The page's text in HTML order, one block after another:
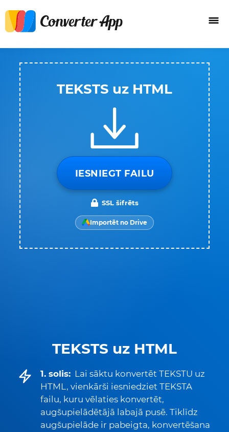
TEKSTS uz HTML
1. solis: Lai sāktu konvertēt TEKSTU uz
HTML, vienkārši iesniedziet TEKSTA
failu, kuru vēlaties konvertēt,
augšupielādētājā labajā pusē. Tiklīdz
augšupielāde ir pabeigta, konvertēšana
TEKSTS uz HTML
IESNIEGT FAILU
SSL šifrēts
Importēt no Drive